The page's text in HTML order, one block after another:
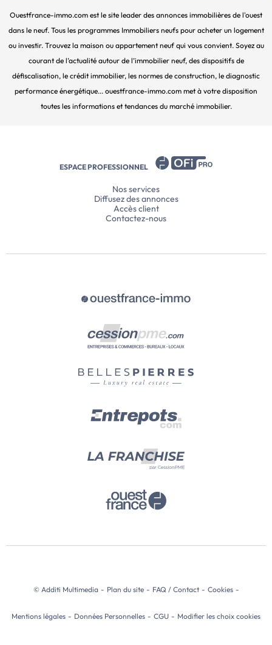
Ouestfrance-immo.com est le site leader des annonces immobilières de l'ouest
dans le neuf. Tous les programmes Immobiliers neufs pour acheter un logement
ou investir. Trouvez la maison ou appartement neuf qui vous convient. Soyez au
courant de l’actualité autour de l’immobilier neuf, des dispositifs de
défiscalisation, le crédit immobilier, les normes de construction, le diagnostic
performance énergétique... ouestfrance-immo.com met à votre disposition
toutes les informations et tendances du marché immobilier.
ESPACE PROFESSIONNEL
Nos services
Diffusez des annonces
Accès client
Contactez-nous
© Additi Multimedia - Plan du site - FAQ / Contact - Cookies -
Mentions légales - Données Personnelles - CGU - Modifier les choix cookies